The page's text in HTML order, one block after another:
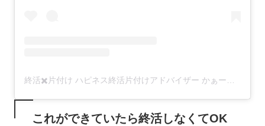
これができていたら終活しなくてOK